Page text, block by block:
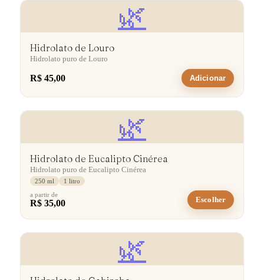
🌿
Hidrolato de Louro
Hidrolato puro de Louro
R$ 45,00 Adicionar
🌿
Hidrolato de Eucalipto Cinérea
Hidrolato puro de Eucalipto Cinérea
250 ml
1 litro
a partir de
R$ 35,00 Escolher
🌿